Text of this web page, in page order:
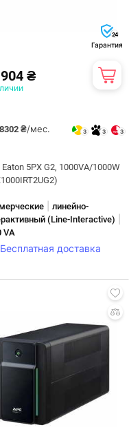
24
Гарантия
₴
₴/мес. 3 3 3
5PX G2, 1000VA/1000W
линейно-
(Line-Interactive)
VA
Бесплатная доставка